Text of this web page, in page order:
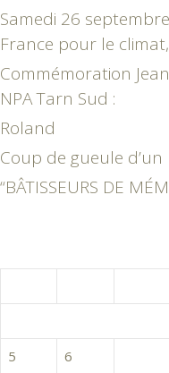
Samedi 26
France pour le
Commémoration
NPA Tarn Sud :
Roland
Coup de gueule
“BÂTISSEURS DE
5
6